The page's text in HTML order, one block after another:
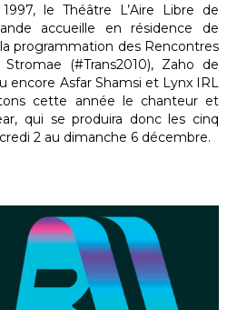
le Théâtre L’Aire Libre de
accueille en résidence de
programmation des Rencontres
Stromae (#Trans2010), Zaho de
encore Asfar Shamsi et Lynx IRL
cette année le chanteur et
qui se produira donc les cinq
2 au dimanche 6 décembre.